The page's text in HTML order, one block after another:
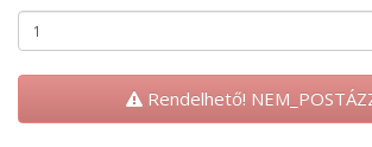
Rendelhető!